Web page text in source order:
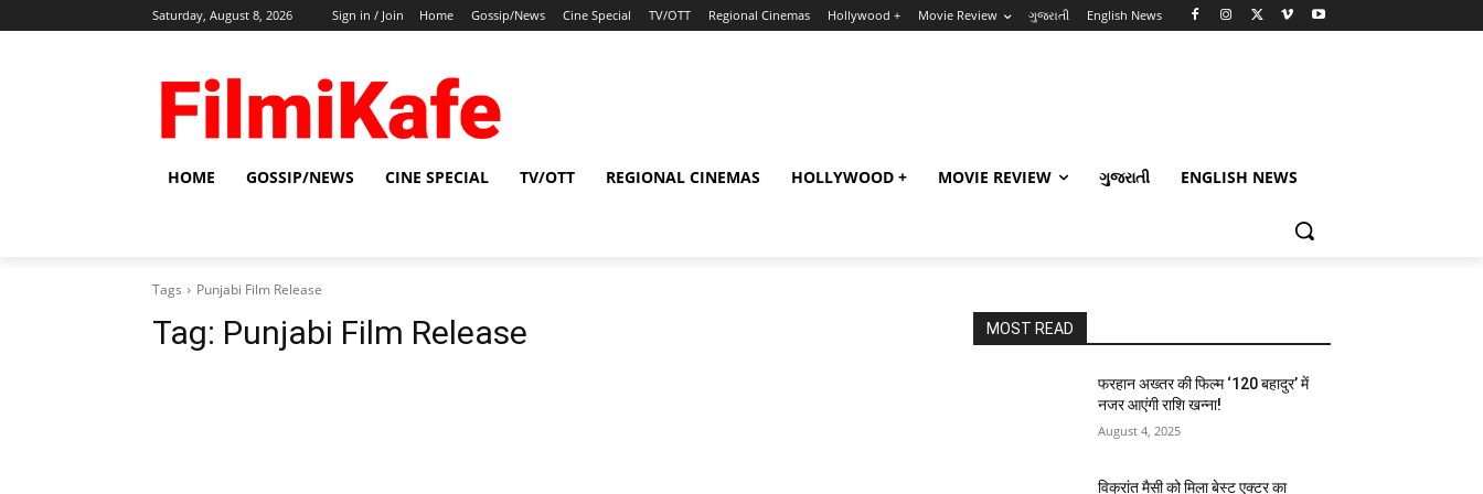
Saturday, August 8, 2026 Sign in / Join Home Gossip/News Cine Special TV/OTT Regional Cinemas Hollywood + Movie Review ગુજરાતી English News
HOME GOSSIP/NEWS CINE SPECIAL TV/OTT REGIONAL CINEMAS HOLLYWOOD + MOVIE REVIEW ગુજરાતી ENGLISH NEWS
Tags Punjabi Film Release
Tag: Punjabi Film Release MOST READ
फरहान अख्तर की फिल्म ‘120 बहादुर’ में
नजर आएंगी राशि खन्ना!
August 4, 2025
विक्रांत मैसी को मिला बेस्ट एक्टर का